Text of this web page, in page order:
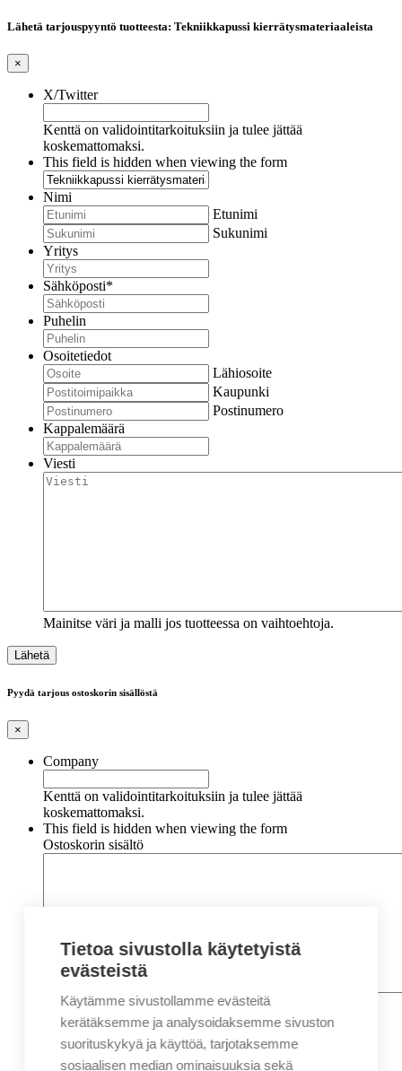
Lähetä tarjouspyyntö tuotteesta: Tekniikkapussi kierrätysmateriaaleista
×
X/Twitter
Kenttä on validointitarkoituksiin ja tulee jättää
koskemattomaksi.
This field is hidden when viewing the form
Nimi
Etunimi
Sukunimi
Yritys
Sähköposti*
Puhelin
Osoitetiedot
Lähiosoite
Kaupunki
Postinumero
Kappalemäärä
Viesti
Mainitse väri ja malli jos tuotteessa on vaihtoehtoja.
Pyydä tarjous ostoskorin sisällöstä
×
Company
Kenttä on validointitarkoituksiin ja tulee jättää
koskemattomaksi.
This field is hidden when viewing the form
Ostoskorin sisältö
Nimi*
Etunimi
Sukunimi
Tietoa sivustolla käytetyistä
evästeistä
Käytämme sivustollamme evästeitä
kerätäksemme ja analysoidaksemme sivuston
suorituskykyä ja käyttöä, tarjotaksemme
sosiaalisen median ominaisuuksia sekä